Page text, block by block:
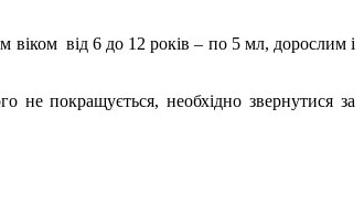
віком від 6 до 12 років – по 5 мл, дорослим і
не покращується,необхідно звернутися за